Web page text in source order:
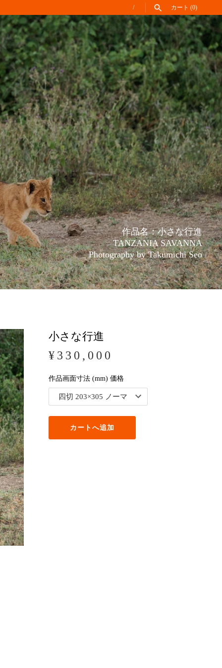
/ カート (0)
調べる
作品名：小さな行進
TANZANIA SAVANNA
Photography by Takumichi Seo
小さな行進
¥330,000
作品画面寸法 (mm) 価格
カートへ追加